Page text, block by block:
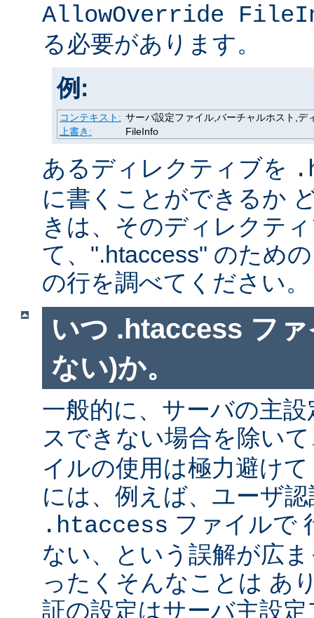
AllowOverride
る必要があります。
例:
コンテキスト: サーバ設定ファイル,バーチャルホスト,デ
上書き:
FileInfo
あるディレクティブを
に書くことができるか
きは、そのディレクテ
て、".htaccess" のため
の行を調べてください。
いつ .htaccess フ
ない)か。
一般的に、サーバの主
スできない場合を除い
イルの使用は極力避け
には、例えば、ユーザ
.htaccess ファイルで
ない、という誤解が広
ったくそんなことは あ
証の設定はサーバ主設